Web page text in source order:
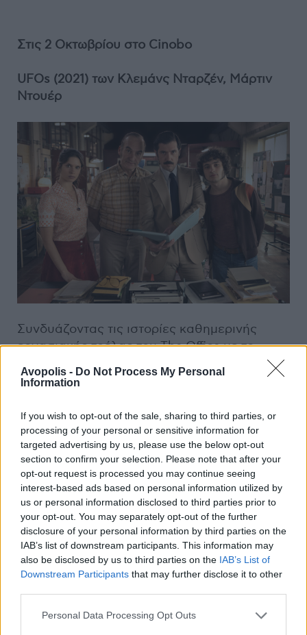
Avopolis - Do Not Process My Personal
Information
If you wish to opt-out of the sale, sharing to third parties, or
processing of your personal or sensitive information for
targeted advertising by us, please use the below opt-out
section to confirm your selection. Please note that after your
opt-out request is processed you may continue seeing
interest-based ads based on personal information utilized by
us or personal information disclosed to third parties prior to
your opt-out. You may separately opt-out of the further
disclosure of your personal information by third parties on the
IAB’s list of downstream participants. This information may
also be disclosed by us to third parties on the IAB’s List of
Downstream Participants that may further disclose it to other
Personal Data Processing Opt Outs
Στις 2 Οκτωβρίου στο Cinobo
UFOs (2021) των Κλεμάνς Νταρζέν, Μάρτιν
Ντουέρ
Συνδυάζοντας τις ιστορίες καθημερινής
εργασιακής τρέλας του The Office με το
μυστήριο και το απόκοσμο περιβάλλον του X-
Files, βάζοντας λίγη δόση 70s και παστέλ
ιστοριών επιστημονικής (και μη) φαντασίας
έχει χιούμορ, καρδιά και τη δική μας Δάφνη
Πατακιά.
Από τις 2 Οκτωβρίου και κάθε Δευτέρα στο
Cinobο
Βερνόν Σουμπουτέξ (Vernon Subutex, 2019)
της Κάθι Βερνέι